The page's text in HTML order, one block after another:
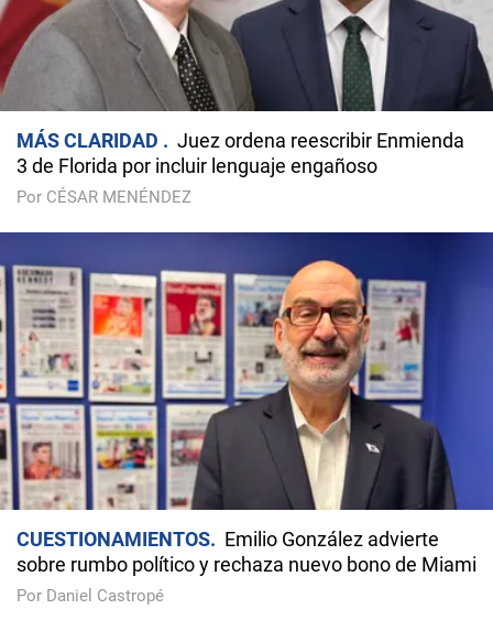
MÁS CLARIDAD
Juez ordena reescribir Enmienda
3 de Florida por incluir lenguaje engañoso
Por CÉSAR MENÉNDEZ
CUESTIONAMIENTOS
Emilio González advierte
sobre rumbo político y rechaza nuevo bono de Miami
Por Daniel Castropé